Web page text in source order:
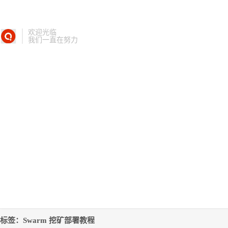
欢迎光临
我们一直在努力
标签：Swarm 挖矿部署教程